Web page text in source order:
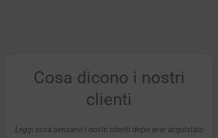
Cosa dicono i nostri
clienti
Leggi cosa pensano i nostri clienti dopo aver acquistato